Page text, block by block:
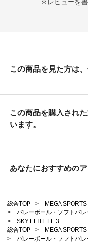
※レビューを
この商品を見た方は
この商品を購入され
います。
あなたにおすすめの
総合TOP > MEGA SPORTS
>
バレーボール・ソフトバレ
>
SKY ELITE FF 3
総合TOP
> MEGA SPORTS
>
バレーボール・ソフトバレ